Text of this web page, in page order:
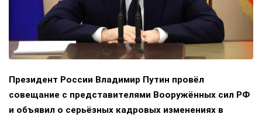
Президент России Владимир Путин провёл
совещание с представителями Вооружённых сил РФ
и объявил о серьёзных кадровых изменениях в